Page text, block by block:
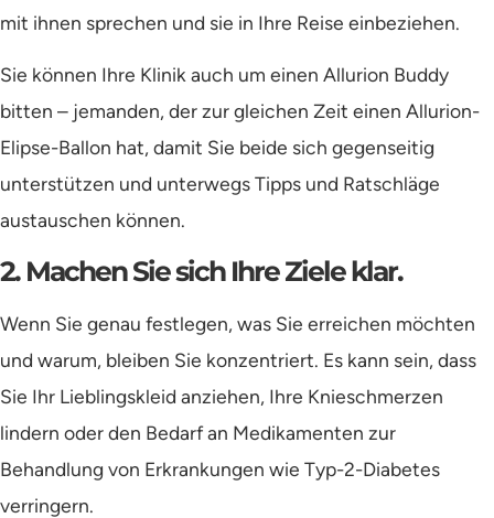
mit ihnen sprechen und sie in Ihre Reise einbeziehen.
Sie können Ihre Klinik auch um einen Allurion Buddy
bitten – jemanden, der zur gleichen Zeit einen Allurion-
Elipse-Ballon hat, damit Sie beide sich gegenseitig
unterstützen und unterwegs Tipps und Ratschläge
austauschen können.
2. Machen Sie sich Ihre Ziele klar.
Wenn Sie genau festlegen, was Sie erreichen möchten
und warum, bleiben Sie konzentriert. Es kann sein, dass
Sie Ihr Lieblingskleid anziehen, Ihre Knieschmerzen
lindern oder den Bedarf an Medikamenten zur
Behandlung von Erkrankungen wie Typ-2-Diabetes
verringern.